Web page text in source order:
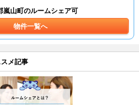
嵐山町のルームシェア可
物件一覧へ
メ記事